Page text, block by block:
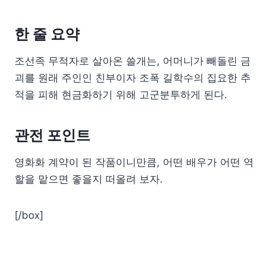
한 줄 요약
조선족 무적자로 살아온 쓸개는, 어머니가 빼돌린 금
괴를 원래 주인인 친부이자 조폭 길학수의 집요한 추
적을 피해 현금화하기 위해 고군분투하게 된다.
관전 포인트
영화화 계약이 된 작품이니만큼, 어떤 배우가 어떤 역
할을 맡으면 좋을지 떠올려 보자.
[/box]